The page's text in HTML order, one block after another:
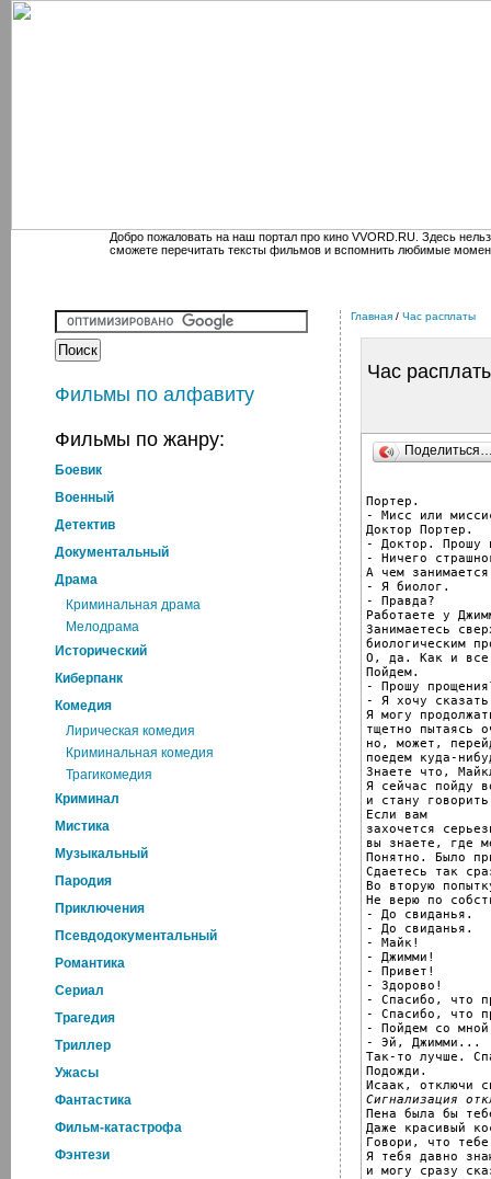
Добро пожаловать на наш портал про кино VVORD.RU. Здесь
сможете перечитать тексты фильмов и вспомнить любимые
Фильмы по алфавиту
Фильмы по жанру:
Боевик
Военный
Детектив
Документальный
Драма
Криминальная драма
Мелодрама
Исторический
Киберпанк
Комедия
Лирическая комедия
Криминальная комедия
Трагикомедия
Криминал
Мистика
Музыкальный
Пародия
Приключения
Псевдодокументальный
Романтика
Cериал
Трагедия
Триллер
Ужасы
Фантастика
Фильм-катастрофа
Фэнтези
Главная / Час расплаты
Час
Портер.
- Мисс или
Доктор Портер.
- Доктор. Прошу
- Ничего
А чем
- Я биолог.
- Правда?
Работаете у
Занимаетесь
биологическим
О, да. Как и все
Пойдем.
- Прошу
- Я хочу
Я могу
тщетно пытаясь
но, может,
поедем куда-
Знаете что,
Я сейчас пойду
и стану
Если вам
захочется
вы знаете, где
Понятно. Было
Сдаетесь так
Во вторую
Не верю по
- До свиданья.
- До свиданья.
- Майк!
- Джимми!
- Привет!
- Здорово!
- Спасибо, что
- Спасибо, что
- Пойдем со
- Эй, Джимми...
Так-то лучше.
Подожди.
Сигнализация
Пена была бы
Даже красивый
Говори, что
Я тебя давно
и могу сразу